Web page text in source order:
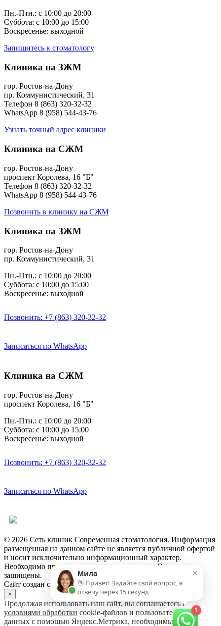
Пн.-Птн.: с 10:00 до 20:00
Суббота: с 10:00 до 15:00
Воскресенье: выходной
Запишитесь к стоматологу
Клиника на ЗЖМ
гор. Ростов-на-Дону
пр. Коммунистический, 31
Телефон 8 (863) 320-32-32
WhatsApp 8 (958) 544-43-76
Узнать точный адрес клиники
Клиника на СЖМ
гор. Ростов-на-Дону
проспект Королева, 16 "Б"
Телефон 8 (863) 320-32-32
WhatsApp 8 (958) 544-43-76
Позвонить в клинику на СЖМ
Клиника на ЗЖМ
гор. Ростов-на-Дону
пр. Коммунистический, 31
Пн.-Птн.: с 10:00 до 20:00
Суббота: с 10:00 до 15:00
Воскресенье: выходной
Позвонить: +7 (863) 320-32-32
Записаться по WhatsApp
Клиника на СЖМ
гор. Ростов-на-Дону
проспект Королева, 16 "Б"
Пн.-Птн.: с 10:00 до 20:00
Суббота: с 10:00 до 15:00
Воскресенье: выходной
Позвонить: +7 (863) 320-32-32
Записаться по WhatsApp
© 2026 Сеть клиник Современная стоматология. Информация
размещенная на данном сайте не является публичной офертой
и носит исключительно информационный характер.
Необходимо проконсультироваться с врачом. Все права
защищены.
Сайт создан студией ЭльГрафико
×
Продолжая использовать наш сайт, вы соглашаетесь с
условиями обработки cookie-файлов и пользовательских
данных с помощью Яндекс.Метрика, необходимых для
1
×
Мила
👋 Привет! Задайте свой вопрос, я
отвечу через 15 секунд